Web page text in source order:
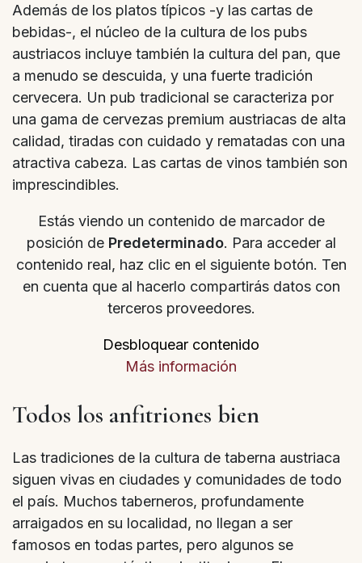
Además de los platos típicos -y las cartas de
bebidas-, el núcleo de la cultura de los pubs
austriacos incluye también la cultura del pan, que
a menudo se descuida, y una fuerte tradición
cervecera. Un pub tradicional se caracteriza por
una gama de cervezas premium austriacas de alta
calidad, tiradas con cuidado y rematadas con una
atractiva cabeza. Las cartas de vinos también son
imprescindibles.
Estás viendo un contenido de marcador de
posición de Predeterminado. Para acceder al
contenido real, haz clic en el siguiente botón. Ten
en cuenta que al hacerlo compartirás datos con
terceros proveedores.
Desbloquear contenido
Más información
Todos los anfitriones bien
Las tradiciones de la cultura de taberna austriaca
siguen vivas en ciudades y comunidades de todo
el país. Muchos taberneros, profundamente
arraigados en su localidad, no llegan a ser
famosos en todas partes, pero algunos se